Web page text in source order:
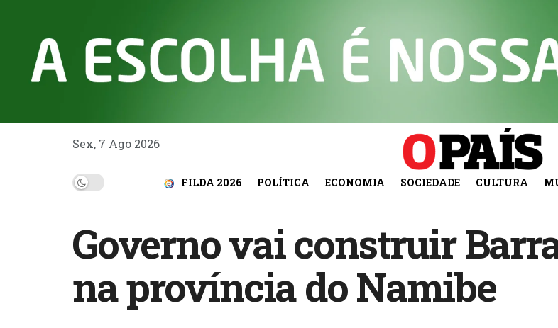
Sex, 7 Ago 2026
FILDA 2026 POLÍTICA ECONOMIA SOCIEDADE CULTURA
Governo vai construir
na província do Namibe